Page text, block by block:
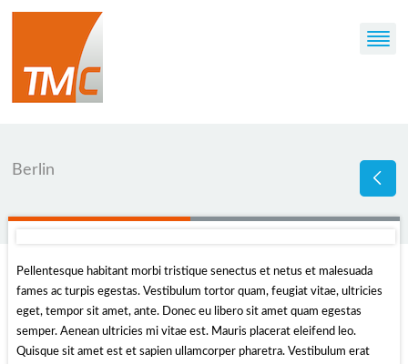
Berlin
Pellentesque habitant morbi tristique senectus et netus et malesuada
fames ac turpis egestas. Vestibulum tortor quam, feugiat vitae, ultricies
eget, tempor sit amet, ante. Donec eu libero sit amet quam egestas
semper. Aenean ultricies mi vitae est. Mauris placerat eleifend leo.
Quisque sit amet est et sapien ullamcorper pharetra. Vestibulum erat